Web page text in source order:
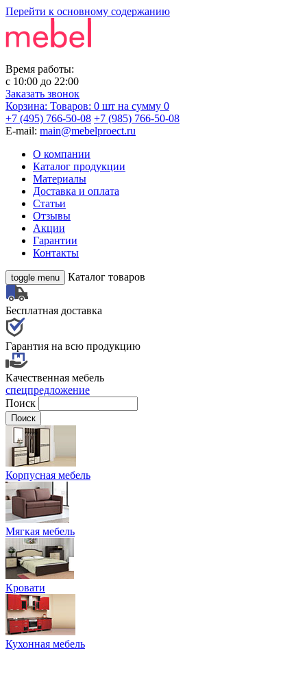
Перейти к основному содержанию
Время работы:
с 10:00 до 22:00
Заказать звонок
Корзина: Товаров: 0 шт на сумму 0
+7 (495) 766-50-08 +7 (985) 766-50-08
E-mail: main@mebelproect.ru
О компании
Каталог продукции
Материалы
Доставка и оплата
Статьи
Отзывы
Акции
Гарантии
Контакты
toggle menu Каталог товаров
Бесплатная доставка
Гарантия на всю продукцию
Качественная мебель
спецпредложение
Поиск
Корпусная мебель
Мягкая мебель
Кровати
Кухонная мебель